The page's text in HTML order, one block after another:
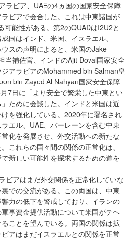
ラビア、UAEの4ヵ国の国家安全保障
ビアで会合した。これは中東諸国が
可能性がある。第2のQUADはI2U2と
国はインド、米国、イスラエル、
スの声明によると、米国のJake
当補佐官、インドのAjit Doval国家安全
アラビアのMohammed bin Salman皇
bin Zayed Al Nahyan国家安全保障
7日に「より安全で繁栄した中東とい
ために会談した。インドと米国は近
を強化している。2020年に署名され
エル、UAE、バーレーンを含む中東
化を発展させ、外交活動への新たな
これらの国々間の関係の正常化は、
新しい可能性を探求するための道を
ビアはまだ外交関係を正常化していな
での交流がある。この両国は、中東
力の低下を警戒しており、イランの
事資金提供活動について米国がテヘ
ことを望んでいる。両国の関係は拡
アはまだイスラエルとの関係を正常